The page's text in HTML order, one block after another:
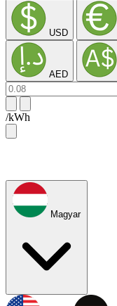
USD
AED
/kWh
Magyar